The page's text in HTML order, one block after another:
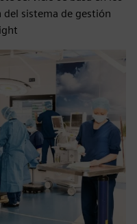
sistema de gestión